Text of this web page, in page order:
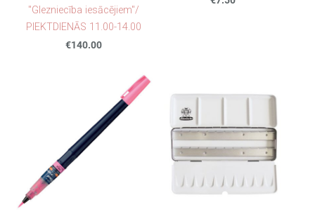
"Glezniecība iesācējiem"/
PIEKTDIENĀS 11.00-14.00
€140.00